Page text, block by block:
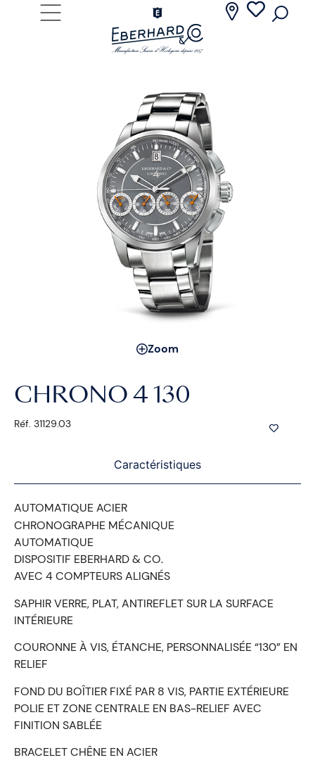
Zoom
CHRONO 4 130
Réf. 31129.03
Caractéristiques
AUTOMATIQUE ACIER
CHRONOGRAPHE MÉCANIQUE
AUTOMATIQUE
DISPOSITIF EBERHARD & CO.
AVEC 4 COMPTEURS ALIGNÉS
SAPHIR VERRE, PLAT, ANTIREFLET SUR LA SURFACE
INTÉRIEURE
COURONNE À VIS, ÉTANCHE, PERSONNALISÉE “130” EN
RELIEF
FOND DU BOÎTIER FIXÉ PAR 8 VIS, PARTIE EXTÉRIEURE
POLIE ET ZONE CENTRALE EN BAS-RELIEF AVEC
FINITION SABLÉE
BRACELET CHÊNE EN ACIER